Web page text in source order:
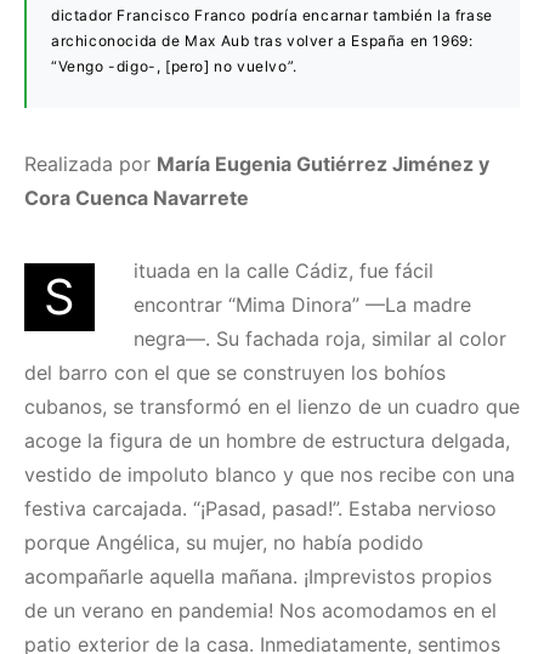
dictador Francisco Franco podría encarnar también la frase
archiconocida de Max Aub tras volver a España en 1969:
“Vengo -digo-, [pero] no vuelvo”.
Realizada por María Eugenia Gutiérrez Jiménez y
Cora Cuenca Navarrete
S
ituada en la calle Cádiz, fue fácil
encontrar “Mima Dinora” —La madre
negra—. Su fachada roja, similar al color
del barro con el que se construyen los bohíos
cubanos, se transformó en el lienzo de un cuadro que
acoge la figura de un hombre de estructura delgada,
vestido de impoluto blanco y que nos recibe con una
festiva carcajada. “¡Pasad, pasad!”. Estaba nervioso
porque Angélica, su mujer, no había podido
acompañarle aquella mañana. ¡Imprevistos propios
de un verano en pandemia! Nos acomodamos en el
patio exterior de la casa. Inmediatamente, sentimos